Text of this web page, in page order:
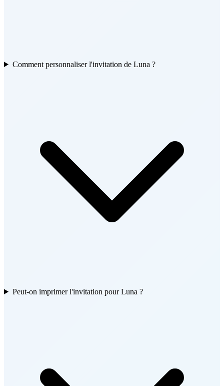
Comment personnaliser l'invitation de Luna ?
Peut-on imprimer l'invitation pour Luna ?